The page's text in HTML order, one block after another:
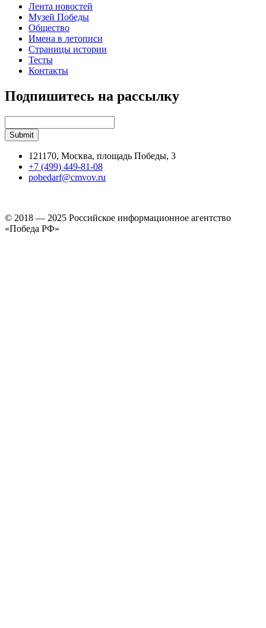
Лента новостей
Музей Победы
Общество
Имена в летописи
Страницы истории
Тесты
Контакты
Подпишитесь на рассылку
121170, Москва, площадь Победы, 3
+7 (499) 449-81-08
pobedarf@cmvov.ru
© 2018 — 2025 Российское информационное агентство
«Победа РФ»